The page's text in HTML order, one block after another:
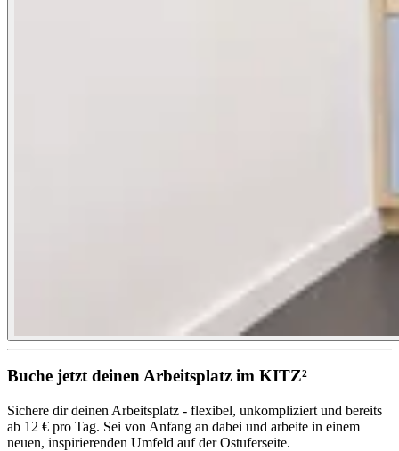
Buche jetzt deinen Arbeitsplatz im KITZ²
Sichere dir deinen Arbeitsplatz - flexibel, unkompliziert und bereits
ab 12 € pro Tag. Sei von Anfang an dabei und arbeite in einem
neuen, inspirierenden Umfeld auf der Ostuferseite.